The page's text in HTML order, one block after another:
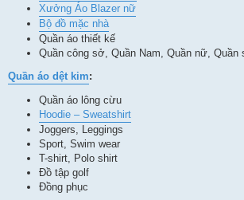
Xưởng Áo Blazer nữ
Bộ đồ mặc nhà
Quần áo thiết kế
Quần công sở, Quần Nam, Quần nữ, Quần
Quần áo dệt kim:
Quần áo lông cừu
Hoodie – Sweatshirt
Joggers, Leggings
Sport, Swim wear
T-shirt, Polo shirt
Đồ tập golf
Đồng phục